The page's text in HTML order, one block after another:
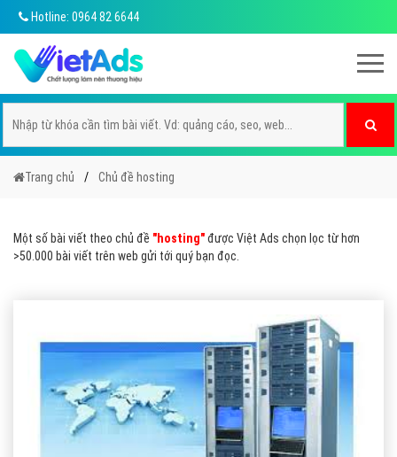
Hotline: 0964 82 6644
Trang chủ Chủ đề hosting
Một số bài viết theo chủ đề "hosting"được Việt Ads chọn lọc từ hơn
>50.000 bài viết trên web gửi tới quý bạn đọc.